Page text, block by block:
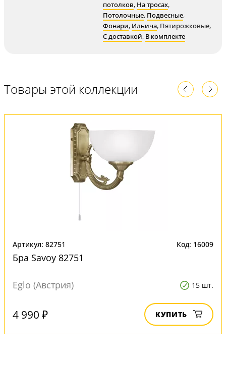
потолков, На тросах,
Потолочные, Подвесные,
Фонари, Ильича, Пятирожковые,
С доставкой, В комплекте
Товары этой коллекции
Артикул: 82751 Код: 16009
Бра Savoy 82751
Eglo (Австрия) 15 шт.
4 990 ₽ КУПИТЬ